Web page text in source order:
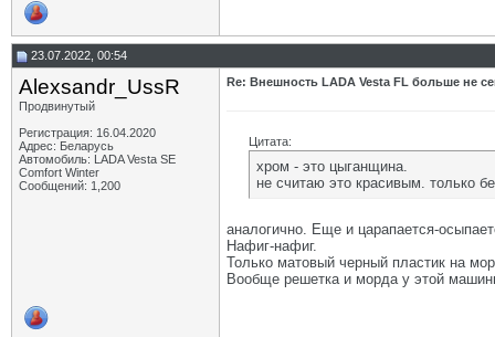
23.07.2022, 00:54
Alexsandr_UssR
Продвинутый
Регистрация: 16.04.2020
Адрес: Беларусь
Автомобиль: LADA Vesta SE
Comfort Winter
Сообщений: 1,200
Re: Внешность LADA Vesta FL больше не
Цитата:
хром - это цыганщина.
не считаю это красивым. только
аналогично. Еще и царапается-
Нафиг-нафиг.
Только матовый черный пластик на
Вообще решетка и морда у этой